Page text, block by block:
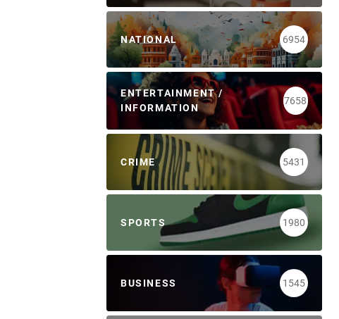
NATIONAL 6954
ENTERTAINMENT /
INFORMATION
7658
CRIME 5431
SPORTS 1980
BUSINESS 1545